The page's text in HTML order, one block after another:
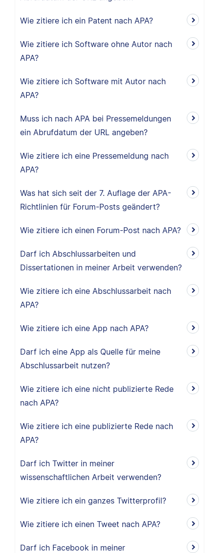
Wie zitiere ich ein Patent nach APA?
Wie zitiere ich Software ohne Autor nach
APA?
Wie zitiere ich Software mit Autor nach
APA?
Muss ich nach APA bei Pressemeldungen
ein Abrufdatum der URL angeben?
Wie zitiere ich eine Pressemeldung nach
APA?
Was hat sich seit der 7. Auflage der APA-
Richtlinien für Forum-Posts geändert?
Wie zitiere ich einen Forum-Post nach APA?
Darf ich Abschlussarbeiten und
Dissertationen in meiner Arbeit verwenden?
Wie zitiere ich eine Abschlussarbeit nach
APA?
Wie zitiere ich eine App nach APA?
Darf ich eine App als Quelle für meine
Abschlussarbeit nutzen?
Wie zitiere ich eine nicht publizierte Rede
nach APA?
Wie zitiere ich eine publizierte Rede nach
APA?
Darf ich Twitter in meiner
wissenschaftlichen Arbeit verwenden?
Wie zitiere ich ein ganzes Twitterprofil?
Wie zitiere ich einen Tweet nach APA?
Darf ich Facebook in meiner